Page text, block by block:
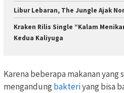
Libur Lebaran, The Jungle Ajak
Kraken Rilis Single “Kalam
Kedua Kaliyuga
Karena beberapa makanan
mengandungbakteriyang bisa